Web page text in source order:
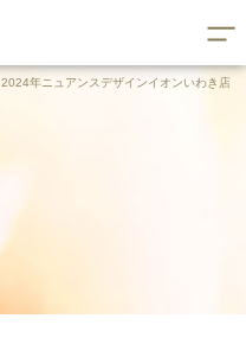
2024年ニュアンスデザインイオンいわき店